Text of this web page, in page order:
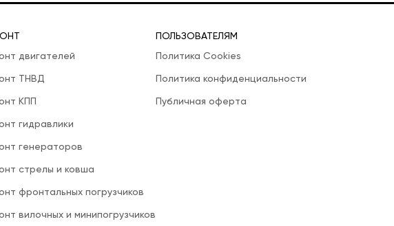
двигателей
ТНВД
КПП
гидравлики
генераторов
стрелы и ковша
фронтальных погрузчиков
вилочных и минипогрузчиков
ПОЛЬЗОВАТЕЛЯМ
Политика Cookies
Политика конфиденциальности
Публичная оферта